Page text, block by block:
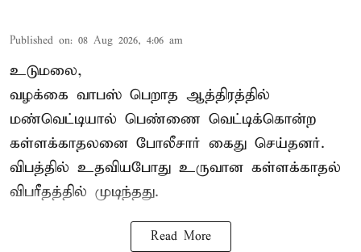
Published on: 08 Aug 2026, 4:06 am
உடுமலை,
வழக்கை வாபஸ் பெறாத ஆத்திரத்தில்
மண்வெட்டியால் பெண்ணை வெட்டிக்கொன்ற
கள்ளக்காதலனை போலீசார் கைது செய்தனர்.
விபத்தில் உதவியபோது உருவான கள்ளக்காதல்
விபரீதத்தில் முடிந்தது.
Read More